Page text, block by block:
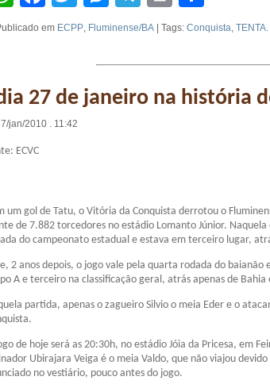
em ECPP, Fluminense/BA | Tags: Conquista,
27 de janeiro na história
jan/2010 . 11:42
ECVC
um gol de Tatu, o Vitória da Conquista derrotou o
de 7.882 torcedores no estádio Lomanto Júnior.
do campeonato estadual e estava em terceiro lugar,
2 anos depois, o jogo vale pela quarta rodada do baianão
A e terceiro na classificação geral, atrás apenas de
partida, apenas o zagueiro Silvio o meia Eder e o
de hoje será as 20:30h, no estádio Jóia da Pricesa, em
Ubirajara Veiga é o meia Valdo, que não viajou
no vestiário, pouco antes do jogo.